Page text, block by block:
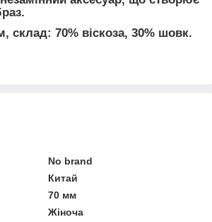
склад: 70% віскоза, 30% шовк.
No brand
Китай
70 мм
Жіноча